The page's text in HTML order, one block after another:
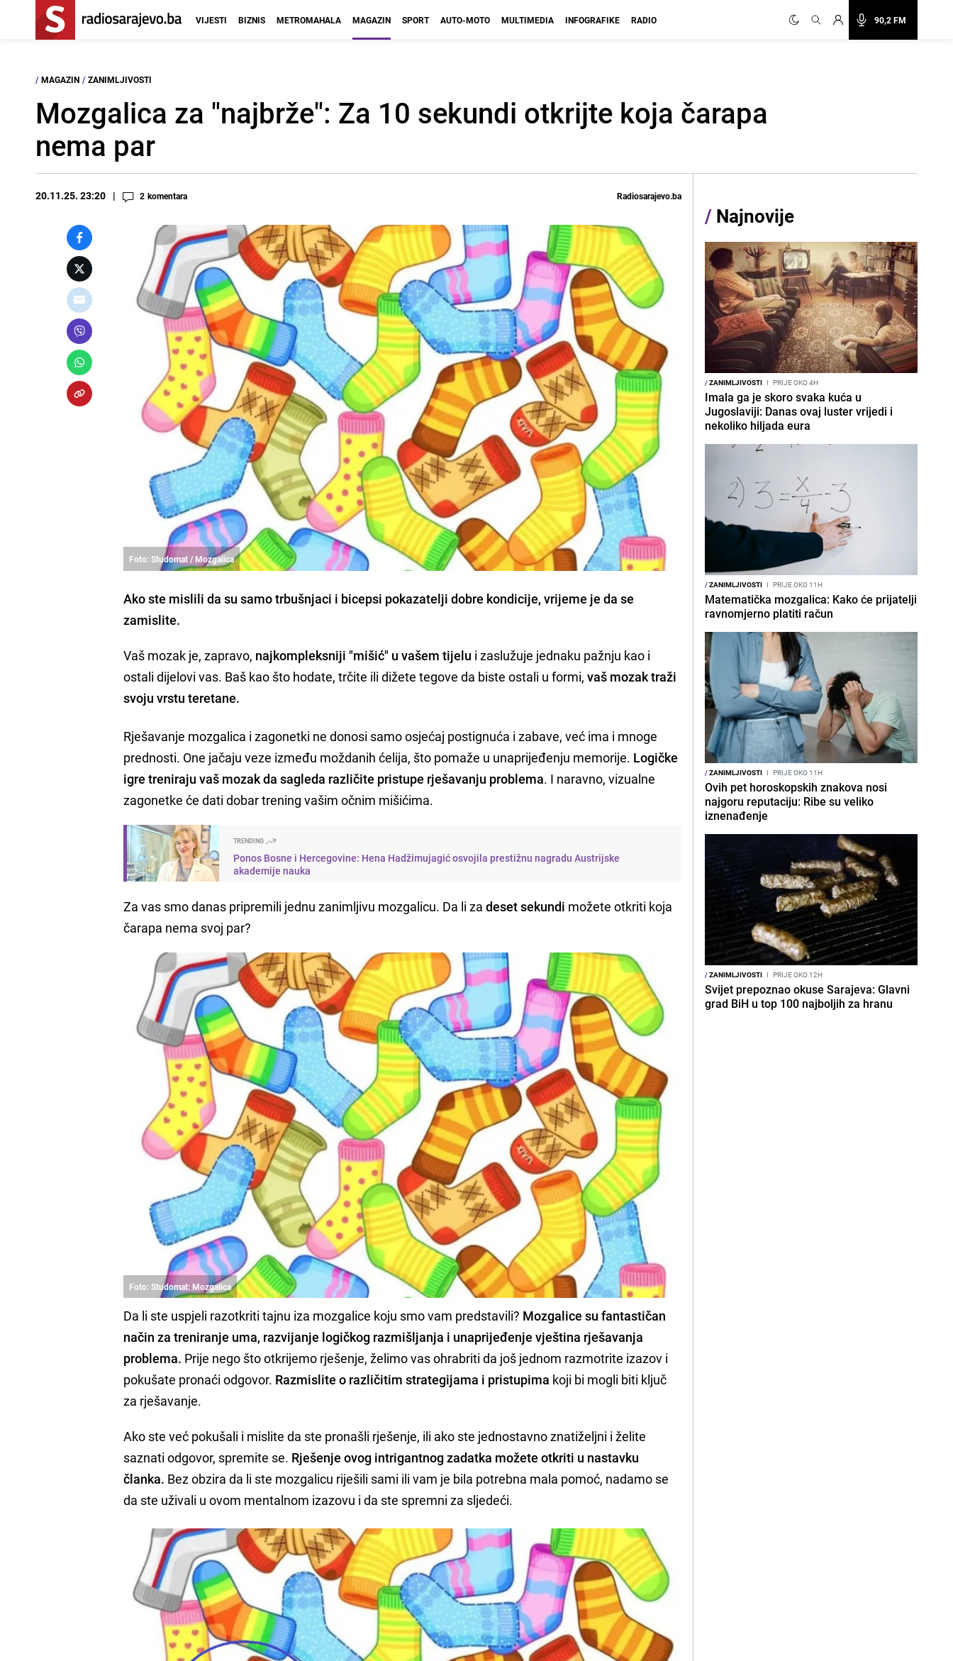
90,2 FM
VIJESTI BIZNIS METROMAHALA MAGAZIN SPORT AUTO-MOTO MULTIMEDIA INFOGRAFIKE RADIO
/ MAGAZIN / ZANIMLJIVOSTI
Mozgalica za "najbrže": Za 10 sekundi otkrijte koja čarapa
nema par
20.11.25. 23:20 2 komentara Radiosarajevo.ba
Foto: Studomat / Mozgalica
Ako ste mislili da su samo trbušnjaci i bicepsi pokazatelji dobre kondicije, vrijeme je da se
zamislite.
Vaš mozak je, zapravo, najkompleksniji "mišić" u vašem tijelu i zaslužuje jednaku pažnju kao i
ostali dijelovi vas. Baš kao što hodate, trčite ili dižete tegove da biste ostali u formi,vaš mozak traži
svoju vrstu teretane.
Rješavanje mozgalica i zagonetki ne donosi samo osjećaj postignuća i zabave, već ima i mnoge
prednosti. One jačaju veze između moždanih ćelija, što pomaže u unaprijeđenju memorije. Logičke
igre treniraju vaš mozak da sagleda različite pristupe rješavanju problema. I naravno, vizualne
zagonetke će dati dobar trening vašim očnim mišićima.
TRENDING
Ponos Bosne i Hercegovine: Hena Hadžimujagić osvojila prestižnu nagradu Austrijske
akademije nauka
Za vas smo danas pripremili jednu zanimljivu mozgalicu. Da li zadeset sekundi možete otkriti koja
čarapa nema svoj par?
Foto: Studomat: Mozgalica
Da li ste uspjeli razotkriti tajnu iza mozgalice koju smo vam predstavili? Mozgalice su fantastičan
način za treniranje uma, razvijanje logičkog razmišljanja i unaprijeđenje vještina rješavanja
problema. Prije nego što otkrijemo rješenje, želimo vas ohrabriti da još jednom razmotrite izazov i
pokušate pronaći odgovor. Razmislite o različitim strategijama i pristupima koji bi mogli biti ključ
za rješavanje.
Ako ste već pokušali i mislite da ste pronašli rješenje, ili ako ste jednostavno znatiželjni i želite
saznati odgovor, spremite se. Rješenje ovog intrigantnog zadatka možete otkriti u nastavku
članka. Bez obzira da li ste mozgalicu riješili sami ili vam je bila potrebna mala pomoć, nadamo se
da ste uživali u ovom mentalnom izazovu i da ste spremni za sljedeći.
/ Najnovije
/ZANIMLJIVOSTI I PRIJE OKO 4H
Imala ga je skoro svaka kuća u
Jugoslaviji: Danas ovaj luster vrijedi i
nekoliko hiljada eura
/ZANIMLJIVOSTI I PRIJE OKO 11H
Matematička mozgalica: Kako će prijatelji
ravnomjerno platiti račun
/ZANIMLJIVOSTI I PRIJE OKO 11H
Ovih pet horoskopskih znakova nosi
najgoru reputaciju: Ribe su veliko
iznenađenje
/ZANIMLJIVOSTI I PRIJE OKO 12H
Svijet prepoznao okuse Sarajeva: Glavni
grad BiH u top 100 najboljih za hranu